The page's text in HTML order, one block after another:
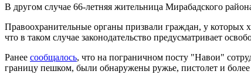
В другом случае 66-летняя жительница Мирабадского
Правоохранительные органы призвали граждан, у которых
что в таком случае законодательство предусматривает
Ранее сообщалось, что на пограничном посту "Навои"
границу пешком, были обнаружены ружье, пистолет и более